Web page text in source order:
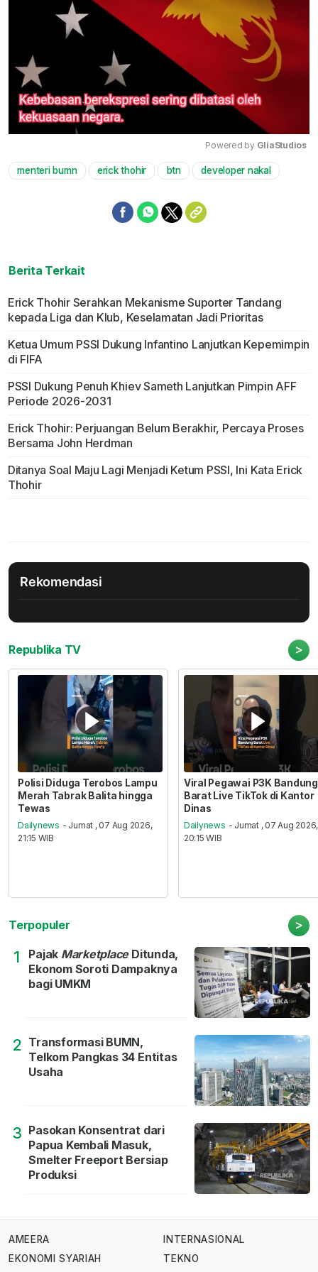
Mute
Powered by GliaStudios
menteri bumn erick thohir btn developer nakal
Berita Terkait
Erick Thohir Serahkan Mekanisme Suporter Tandang
kepada Liga dan Klub, Keselamatan Jadi Prioritas
Ketua Umum PSSI Dukung Infantino Lanjutkan Kepemimpin
di FIFA
PSSI Dukung Penuh Khiev Sameth Lanjutkan Pimpin AFF
Periode 2026-2031
Erick Thohir: Perjuangan Belum Berakhir, Percaya Proses
Bersama John Herdman
Ditanya Soal Maju Lagi Menjadi Ketum PSSI, Ini Kata Erick
Thohir
Rekomendasi
Republika TV >
Polisi Diduga Terobos Lampu
Merah Tabrak Balita hingga
Tewas
Dailynews - Jumat , 07 Aug 2026,
21:15 WIB
Viral Pegawai P3K Bandung
Barat Live TikTok di Kantor
Dinas
Dailynews - Jumat , 07 Aug 2026,
20:15 WIB
Terpopuler >
1 Pajak MarketplaceDitunda,
Ekonom Soroti Dampaknya
bagi UMKM
2 Transformasi BUMN,
Telkom Pangkas 34 Entitas
Usaha
3 Pasokan Konsentrat dari
Papua Kembali Masuk,
Smelter Freeport Bersiap
Produksi
AMEERA
EKONOMI SYARIAH
INTERNASIONAL
TEKNO